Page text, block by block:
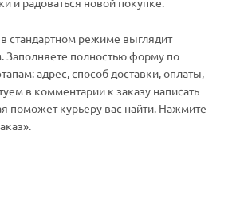
стандартном режиме выглядит
полностью форму по
адрес, способ доставки, оплаты,
в комментарии к заказу написать
поможет курьеру вас найти. Нажмите